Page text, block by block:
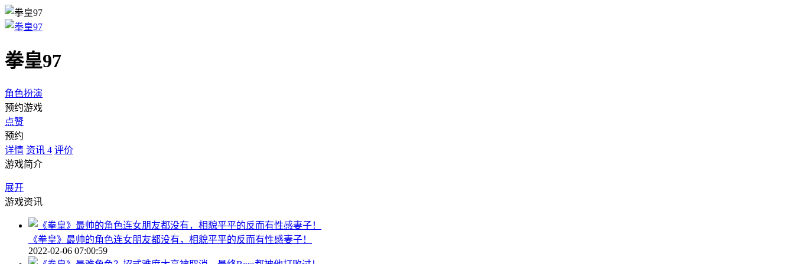
拳皇97
角色扮演
预约游戏
点赞
预约
详情 资讯 4 评价
游戏简介
展开
游戏资讯
《拳皇》最帅的角色连女朋友都没有，相貌平平的反而有性感妻子！
2022-02-06 07:00:59